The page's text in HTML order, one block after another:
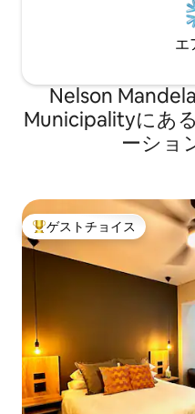
エ
Nelson
Municipalityにあ
ーショ
大好評のゲストチョイスで
ゲストチョイス